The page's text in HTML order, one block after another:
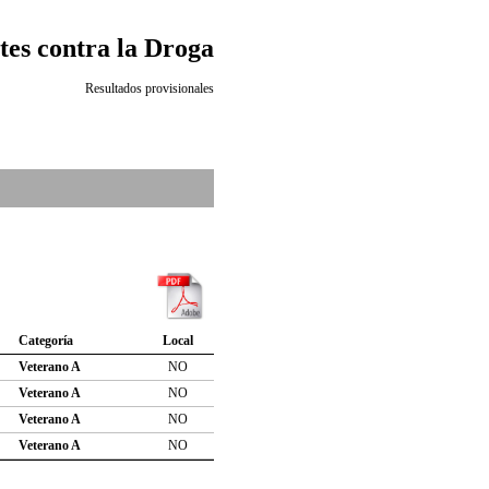
contra la Droga
Resultados provisionales
Categoría
Local
Veterano A
NO
Veterano A
NO
Veterano A
NO
Veterano A
NO